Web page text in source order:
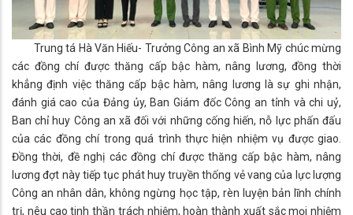
Trung tá Hà Văn Hiếu- Trưởng Công an xã Bình Mỹ chúc mừng
các đồng chí được thăng cấp bậc hàm, nâng lương, đồng thời
khẳng định việc thăng cấp bậc hàm, nâng lương là sự ghi nhận,
đánh giá cao của Đảng ủy, Ban Giám đốc Công an tỉnh và chi uỷ,
Ban chỉ huy Công an xã đối với những cống hiến, nỗ lực phấn đấu
của các đồng chí trong quá trình thực hiện nhiệm vụ được giao.
Đồng thời, đề nghị các đồng chí được thăng cấp bậc hàm, nâng
lương đợt này tiếp tục phát huy truyền thống vẻ vang của lực lượng
Công an nhân dân, không ngừng học tập, rèn luyện bản lĩnh chính
trị, nêu cao tinh thần trách nhiệm, hoàn thành xuất sắc mọi nhiệm